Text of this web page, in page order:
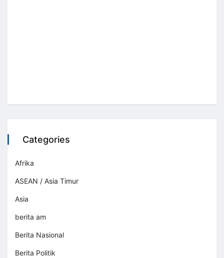
Categories
Afrika
ASEAN / Asia Timur
Asia
berita am
Berita Nasional
Berita Politik